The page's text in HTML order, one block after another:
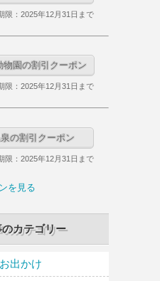
限：2025年12月31日まで
物園の割引クーポン
限：2025年12月31日まで
の割引クーポン
限：2025年12月31日まで
を見る
カテゴリー
出かけ